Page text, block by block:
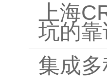
上海
坑的
集成